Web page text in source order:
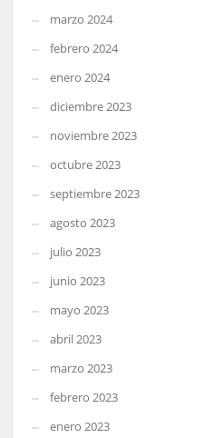
marzo 2024
febrero 2024
enero 2024
diciembre 2023
noviembre 2023
octubre 2023
septiembre 2023
agosto 2023
julio 2023
junio 2023
mayo 2023
abril 2023
marzo 2023
febrero 2023
enero 2023